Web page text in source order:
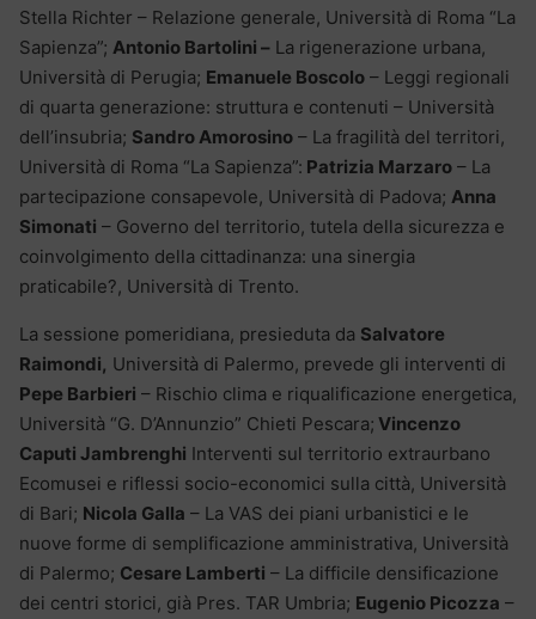
Stella Richter – Relazione generale, Università di Roma “La
Sapienza”; Antonio Bartolini – La rigenerazione urbana,
Università di Perugia; Emanuele Boscolo – Leggi regionali
di quarta generazione: struttura e contenuti – Università
dell’insubria; Sandro Amorosino – La fragilità del territori,
Università di Roma “La Sapienza”: Patrizia Marzaro – La
partecipazione consapevole, Università di Padova; Anna
Simonati – Governo del territorio, tutela della sicurezza e
coinvolgimento della cittadinanza: una sinergia
praticabile?, Università di Trento.
La sessione pomeridiana, presieduta da Salvatore
Raimondi, Università di Palermo, prevede gli interventi di
Pepe Barbieri – Rischio clima e riqualificazione energetica,
Università “G. D’Annunzio” Chieti Pescara; Vincenzo
Caputi Jambrenghi Interventi sul territorio extraurbano
Ecomusei e riflessi socio-economici sulla città, Università
di Bari; Nicola Galla – La VAS dei piani urbanistici e le
nuove forme di semplificazione amministrativa, Università
di Palermo; Cesare Lamberti – La difficile densificazione
dei centri storici, già Pres. TAR Umbria; Eugenio Picozza –